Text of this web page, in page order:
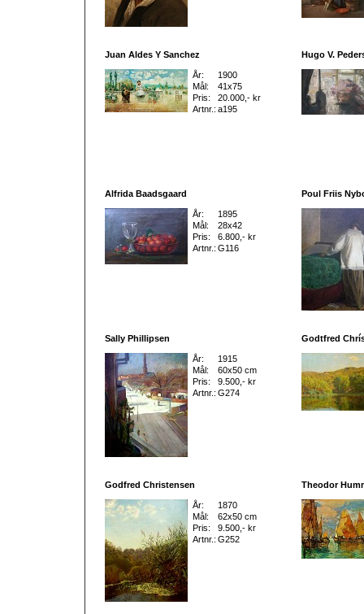
Juan Aldes Y Sanchez
År:
1900
Mål:
41x75
Pris:
20.000,- kr
Artnr.: a195
Hugo V.
Alfrida Baadsgaard
År:
1895
Mål:
28x42
Pris:
6.800,- kr
Artnr.: G116
Poul Friis
Sally Phillipsen
År:
1915
Mål:
60x50 cm
Pris:
9.500,- kr
Artnr.: G274
Godtfred
Godfred Christensen
År:
1870
Mål:
62x50 cm
Pris:
9.500,- kr
Artnr.: G252
Theodor